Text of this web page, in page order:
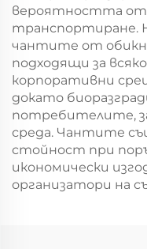
вероятността от
транспортиране.
чантите от
подходящи за
корпоративни
докато
потребителите,
среда. Чантите
стойност при
икономически
организатори на